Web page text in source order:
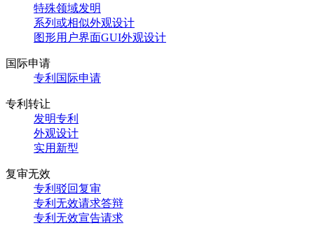
特殊领域发明
系列或相似外观设计
图形用户界面GUI外观设计
国际申请
专利国际申请
专利转让
发明专利
外观设计
实用新型
复审无效
专利驳回复审
专利无效请求答辩
专利无效宣告请求